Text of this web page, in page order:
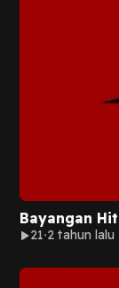
Bayangan
21 2 tahun lalu